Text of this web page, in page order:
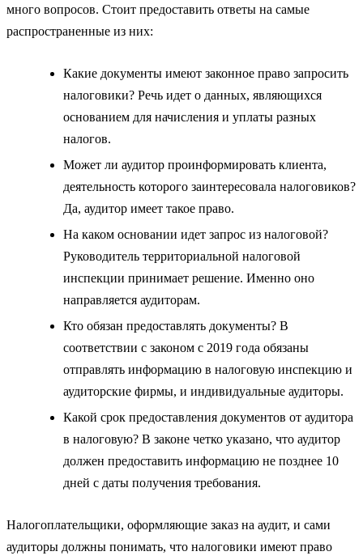
много вопросов. Стоит предоставить ответы на самые
распространенные из них:
Какие документы имеют законное право запросить
налоговики? Речь идет о данных, являющихся
основанием для начисления и уплаты разных
налогов.
Может ли аудитор проинформировать клиента,
деятельность которого заинтересовала налоговиков?
Да, аудитор имеет такое право.
На каком основании идет запрос из налоговой?
Руководитель территориальной налоговой
инспекции принимает решение. Именно оно
направляется аудиторам.
Кто обязан предоставлять документы? В
соответствии с законом с 2019 года обязаны
отправлять информацию в налоговую инспекцию и
аудиторские фирмы, и индивидуальные аудиторы.
Какой срок предоставления документов от аудитора
в налоговую? В законе четко указано, что аудитор
должен предоставить информацию не позднее 10
дней с даты получения требования.
Налогоплательщики, оформляющие заказ на аудит, и сами
аудиторы должны понимать, что налоговики имеют право